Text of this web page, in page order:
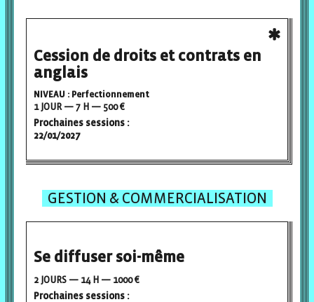
Cession de droits et contrats en
anglais
NIVEAU : Perfectionnement
1 JOUR — 7 H — 500 €
Prochaines sessions :
22/01/2027
GESTION & COMMERCIALISATION
Se diffuser soi-même
2 JOURS — 14 H — 1000 €
Prochaines sessions :